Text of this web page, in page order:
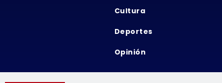
Cultura
Deportes
Opinión